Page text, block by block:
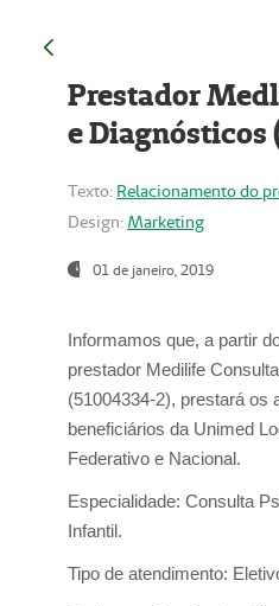
Prestador
e Diagnósticos
Texto: Relacionamento do
Design: Marketing
01 de janeiro, 2019
Informamos que, a partir
prestador Medilife
(51004334-2), prestará os
beneficiários da Unimed
Federativo e Nacional.
Especialidade: Consulta
Infantil.
Tipo de atendimento: